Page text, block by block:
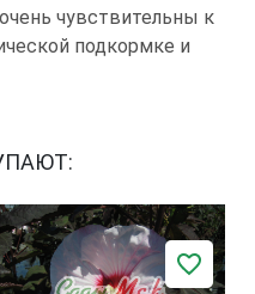
чувствительны к
подкормке и